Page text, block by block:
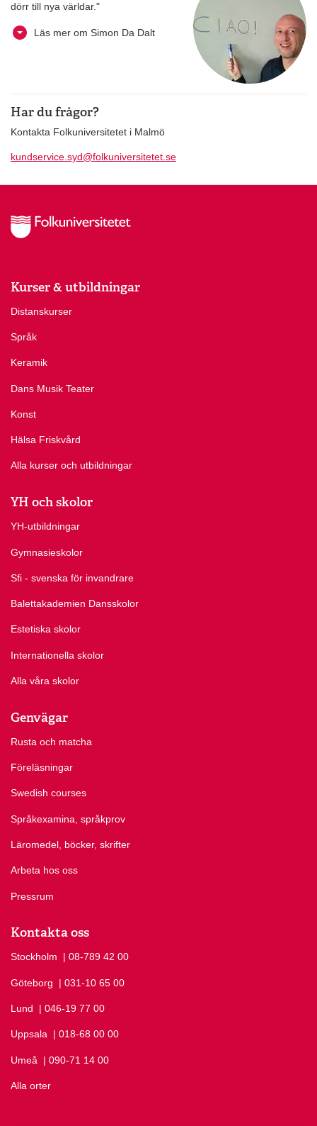
dörr till nya världar."
Läs mer om Simon Da Dalt
Har du frågor?
Kontakta Folkuniversitetet i Malmö
kundservice.syd@folkuniversitetet.se
Kurser & utbildningar
Distanskurser
Språk
Keramik
Dans Musik Teater
Konst
Hälsa Friskvård
Alla kurser och utbildningar
YH och skolor
YH-utbildningar
Gymnasieskolor
Sfi - svenska för invandrare
Balettakademien Dansskolor
Estetiska skolor
Internationella skolor
Alla våra skolor
Genvägar
Rusta och matcha
Föreläsningar
Swedish courses
Språkexamina, språkprov
Läromedel, böcker, skrifter
Arbeta hos oss
Pressrum
Kontakta oss
Stockholm Ring Stockholm på
| 08-789 42 00
Göteborg Ring Göteborg på
| 031-10 65 00
Lund Ring Lund på
| 046-19 77 00
Uppsala Ring Uppsala på
| 018-68 00 00
Umeå Ring Umeå på
| 090-71 14 00
Alla orter